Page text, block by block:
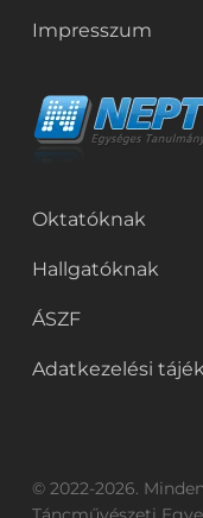
Impresszum
Oktatóknak
Hallgatóknak
ÁSZF
Adatkezelési
© 2022-2026.